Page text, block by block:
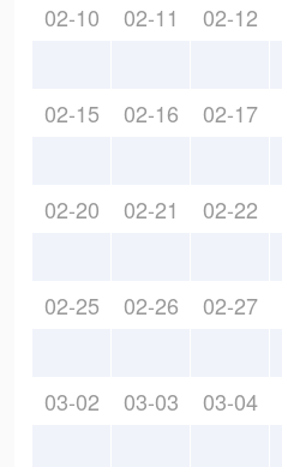
02-10 02-11 02-12
02-15 02-16 02-17
02-20 02-21 02-22
02-25 02-26 02-27
03-02 03-03 03-04